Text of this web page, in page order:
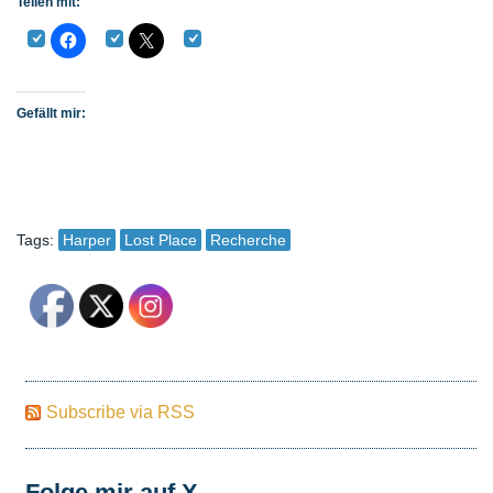
Gefällt mir:
Tags: Harper Lost Place Recherche
Subscribe via RSS